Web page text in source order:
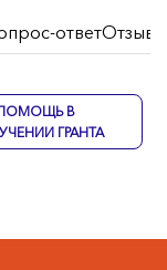
ответОтзывы
В
ГРАНТА